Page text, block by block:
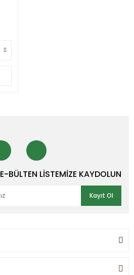
E-BÜLTEN LİSTEMİZE KAYDOLUN
Kayıt Ol